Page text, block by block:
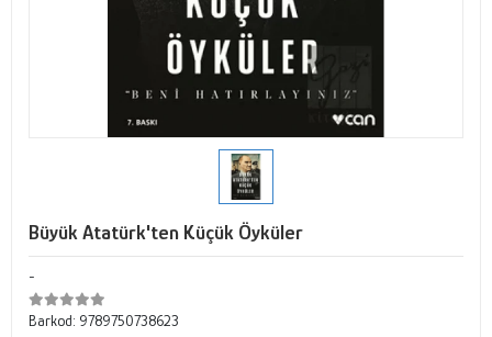
Büyük Atatürk'ten Küçük Öyküler
-
Barkod: 9789750738623